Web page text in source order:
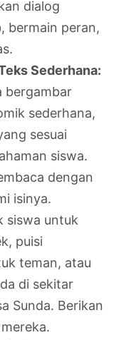
dialog
bermain peran,
Sederhana:
bergambar
sederhana,
sesuai
siswa.
dengan
isinya.
siswa untuk
puisi
teman, atau
di sekitar
Sunda. Berikan